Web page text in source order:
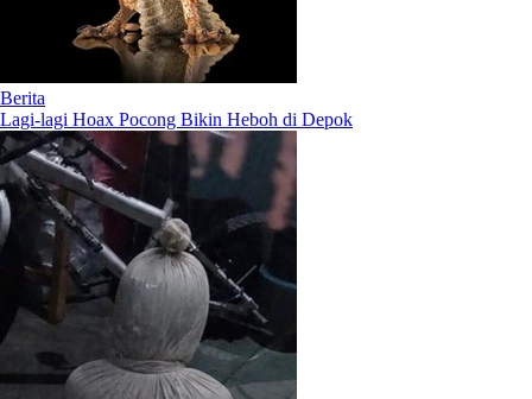
Berita
Lagi-lagi Hoax Pocong Bikin Heboh di Depok